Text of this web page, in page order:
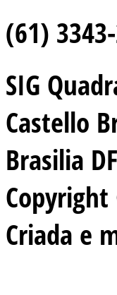
(61)
SIG
Castello
Brasilia
Copyright
Criada e